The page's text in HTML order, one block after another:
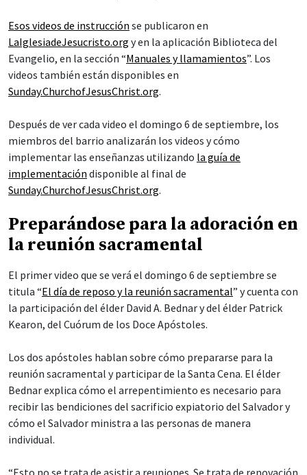
Esos videos de instrucción se publicaron en
LaIglesiadeJesucristo.org y en la aplicación Biblioteca del
Evangelio, en la sección “Manuales y llamamientos”. Los
videos también están disponibles en
Sunday.ChurchofJesusChrist.org.
Después de ver cada video el domingo 6 de septiembre, los
miembros del barrio analizarán los videos y cómo
implementar las enseñanzas utilizando la guía de
implementación disponible al final de
Sunday.ChurchofJesusChrist.org.
Preparándose para la adoración en
la reunión sacramental
El primer video que se verá el domingo 6 de septiembre se
titula “El día de reposo y la reunión sacramental” y cuenta con
la participación del élder David A. Bednar y del élder Patrick
Kearon, del Cuórum de los Doce Apóstoles.
Los dos apóstoles hablan sobre cómo prepararse para la
reunión sacramental y participar de la Santa Cena. El élder
Bednar explica cómo el arrepentimiento es necesario para
recibir las bendiciones del sacrificio expiatorio del Salvador y
cómo el Salvador ministra a las personas de manera
individual.
“Esto no se trata de asistir a reuniones. Se trata de renovación